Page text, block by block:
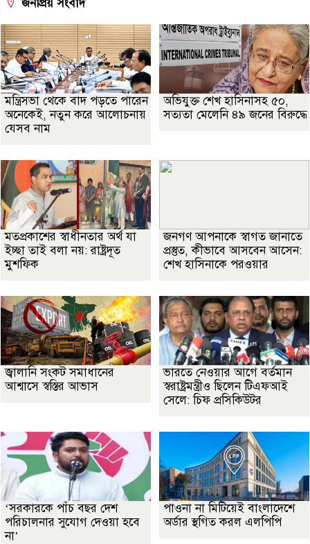
মন্ত্রিসভা থেকে বাদ পড়তে পারেন
অনেকেই, নতুন করে আলোচনায়
যেসব নাম
অভিযুক্ত শেখ হাসিনাসহ ৫০,
সত্যতা মেলেনি ৪৯ জনের বিরুদ্ধে
মতপ্রকাশের স্বাধীনতার অর্থ যা
ইচ্ছা তাই বলা নয়: রাষ্ট্রদূত
মুশফিক
জনগণ আপনাকে স্বাগত জানাতে
প্রস্তুত, কীভাবে আসবেন আসেন:
শেখ হাসিনাকে পরওয়ার
জ্বালানি সংকট সমাধানের
আশ্বাসে স্বস্তির আভাস
ভারতে নেওয়ার আগে বর্তমান
স্বরাষ্ট্রমন্ত্রীও ছিলেন টিএফআই
সেলে: চিফ প্রসিকিউটর
‘সরকারকে পাঁচ বছর দেশ
পরিচালনার সুযোগ দেওয়া হবে
না’
পাওনা না মিটিয়েই বাংলাদেশে
অর্ডার স্থগিত করল এলপিপি